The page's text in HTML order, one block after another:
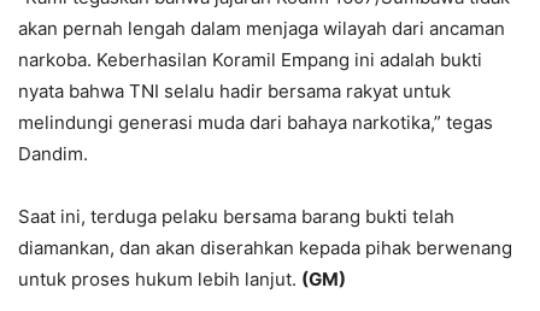
akan pernah lengah dalam menjaga wilayah dari ancaman
narkoba. Keberhasilan Koramil Empang ini adalah bukti
nyata bahwa TNI selalu hadir bersama rakyat untuk
melindungi generasi muda dari bahaya narkotika,” tegas
Dandim.
‎Saat ini, terduga pelaku bersama barang bukti telah
diamankan, dan akan diserahkan kepada pihak berwenang
untuk proses hukum lebih lanjut. ‎(GM)